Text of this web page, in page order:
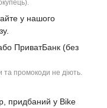
у нашого
ПриватБанк (без
та промокоди не діють.
придбаний у Bike